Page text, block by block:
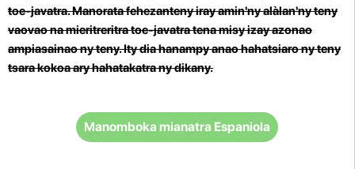
toe-javatra. Manorata fehezanteny iray amin'ny alàlan'ny teny
vaovao na mieritreritra toe-javatra tena misy izay azonao
ampiasainao ny teny. Ity dia hanampy anao hahatsiaro ny teny
tsara kokoa ary hahatakatra ny dikany.
Manomboka mianatra Espaniola